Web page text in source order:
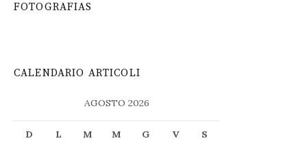
FOTOGRAFIAS
CALENDARIO ARTICOLI
AGOSTO 2026
D L M M G V S